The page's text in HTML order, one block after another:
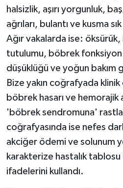
halsizlik, aşırı yorgunluk,
ağrıları, bulantı ve kusma
Ağır vakalarda ise: öksürük,
tutulumu, böbrek
düşüklüğü ve yoğun bakım
Bize yakın coğrafyada
böbrek hasarı ve
'böbrek sendromuna'
coğrafyasında ise nefes
akciğer ödemi ve solunum
karakterize hastalık
ifadelerini kullandı.